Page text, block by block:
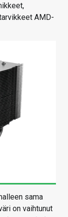
AMD-
sama
on vaihtunut